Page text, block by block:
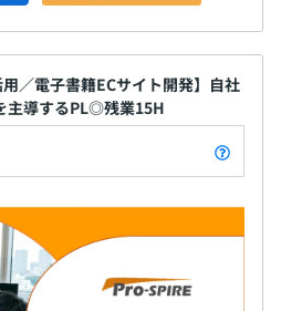
フも元エンジニアが多く、エン
す。
歳
組織マネジメントを実施しなが
／電子書籍ECサイト開発】自社
主導するPL◎残業15H